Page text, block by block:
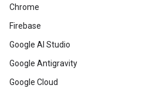
Chrome
Firebase
Google AI Studio
Google Antigravity
Google Cloud